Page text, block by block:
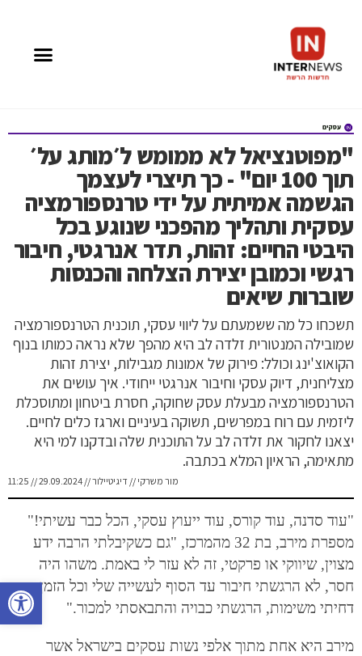
פתח סרגל נגישות
"מפוטנציאל לא ממומש ל׳מותג על׳
תוך 100 יום" - כך תיצרי לעצמך
הגשמה אמיתית על ידי טרנספורמציה
עסקית ותהליך מהפכני שנוגע בכל
היבטי החיים: זהות, תדר אנרגטי, חיבור
רגשי וכמובן יצירת הצלחה והכנסות
שוברות שיאים
תשכחו כל מה ששמעתם על ליווי עסקי, תוכנית הטרנספורמציה
שמובילה המנטורית זלדה לב היא מהפך שלא נראה כמותו בנוף
הקואוצ'ינג וכולל: פירוק של אמונות מגבילות, יצירת זהות
מצליחנית, דיוק עסקי וחיבור אנרגטי ייחודי. איך עושים את
הטרנספורמציה מבעלת עסק שחוקה, חסרת ביטחון ומתוסכלת
ליזמית עם רוח במפרשים, תשוקה בעיניים וארגז כלים לחיים.
יצאנו לחקור את זלדה לב על התוכנית שלה ובדקנו למי היא
מתאימה, הראיון המלא בכתבה.
מור משרקי // דיגיטיילור // 29.09.2024 // 11:25
"עוד סדנה, עוד קורס, עוד ייעוץ עסקי, הכל כבר עשיתי!"
מספרת מירב, בת 32 מהמרכז, "גם כשקיבלתי הרבה ידע
מצוין, שיווקי או פרקטי, זה לא עזר לי באמת. משהו היה
חסר, לא הרגשתי חיבור עד הסוף לעשייה שלי וכל הזמן
דחיתי משימות, הרגשתי כבויה והתבאסתי למכור."
מירב היא אחת מתוך אלפי נשות עסקים בישראל אשר